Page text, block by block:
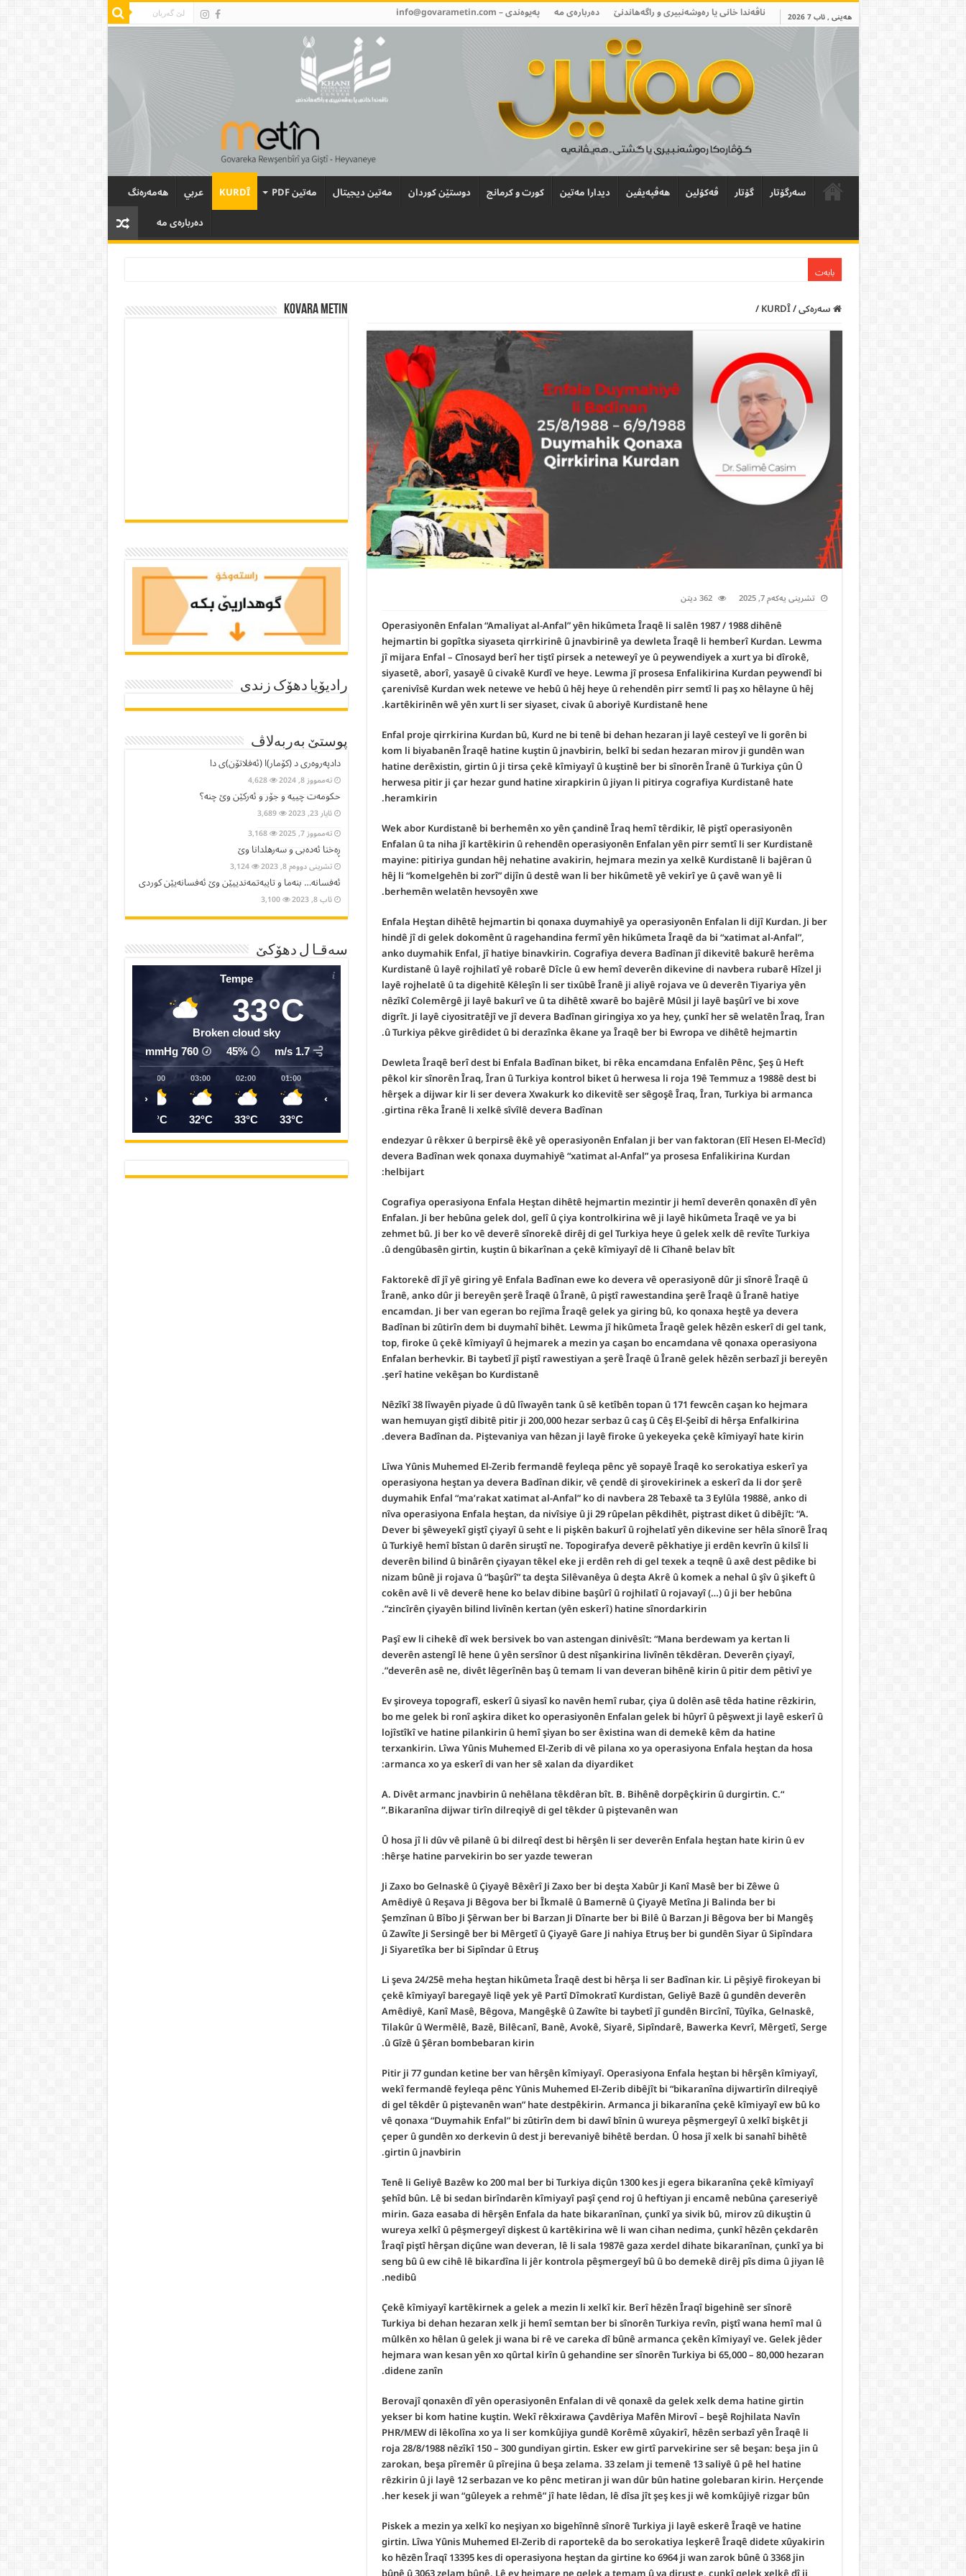
هەینی , ئاب 7 2026 ناڤەندا خانی یا رەوشەنبیری و راگەھاندنێ دەربارەی مە پەیوەندی –info@govarametin.com
سەرگۆتار گۆتار ڤەکۆلین ھەڤپەیڤین دیدارا مەتین کورت و کرمانج دوستێن کوردان مەتین دیجیتال مەتین PDF KURDÎ عربي
هەمەرەنگ
دەربارەی مە
بابەت
سەرەکی/
KURDÎ
/
تشرینی یەکەم 7, 2025 362 ديتن
Operasiyonên Enfalan “Amaliyat al-Anfal” yên hikûmeta Îraqê li salên 1987 / 1988 dihênê
hejmartin bi gopîtka siyaseta qirrkirinê û jnavbirinê ya dewleta Îraqê li hemberî Kurdan. Lewma
jî mijara Enfal – Cînosayd berî her tiştî pirsek a neteweyî ye û peywendiyek a xurt ya bi dîrokê,
siyasetê, aborî, yasayê û civakê Kurdî ve heye. Lewma jî prosesa Enfalikirina Kurdan peywendî bi
çarenivîsê Kurdan wek netewe ve hebû û hêj heye û rehendên pirr semtî li paş xo hêlayne û hêj
kartêkirinên wê yên xurt li ser siyaset, civak û aboriyê Kurdistanê hene.
Enfal proje qirrkirina Kurdan bû, Kurd ne bi tenê bi dehan hezaran ji layê cesteyî ve li gorên bi
kom li biyabanên Îraqê hatine kuştin û jnavbirin, belkî bi sedan hezaran mirov ji gundên wan
hatine derêxistin, girtin û ji tirsa çekê kîmiyayî û kuştinê ber bi sînorên Îranê û Turkiya çûn Û
herwesa pitir ji çar hezar gund hatine xirapkirin û jiyan li pitirya cografiya Kurdistanê hate
heramkirin.
Wek abor Kurdistanê bi berhemên xo yên çandinê Îraq hemî têrdikir, lê piştî operasiyonên
Enfalan û ta niha jî kartêkirin û rehendên operasiyonên Enfalan yên pirr semtî li ser Kurdistanê
mayine: pitiriya gundan hêj nehatine avakirin, hejmara mezin ya xelkê Kurdistanê li bajêran û
hêj li “komelgehên bi zorî” dijîn û destê wan li ber hikûmetê yê vekirî ye û çavê wan yê li
berhemên welatên hevsoyên xwe.
Enfala Heştan dihêtê hejmartin bi qonaxa duymahiyê ya operasiyonên Enfalan li dijî Kurdan. Ji ber
hindê jî di gelek dokomênt û ragehandina fermî yên hikûmeta Îraqê da bi “xatimat al-Anfal”,
anko duymahik Enfal, jî hatiye binavkirin. Cografiya devera Badînan jî dikevitê bakurê herêma
Kurdistanê û layê rojhilatî yê robarê Dîcle û ew hemî deverên dikevine di navbera rubarê Hîzel ji
layê rojhelatê û ta digehitê Kêleşîn li ser tixûbê Îranê ji aliyê rojava ve û deverên Tiyariya yên
nêzîkî Colemêrgê ji layê bakurî ve û ta dihêtê xwarê bo bajêrê Mûsil ji layê başûrî ve bi xove
digrît. Ji layê ciyositratêjî ve jî devera Badînan giringiya xo ya hey, çunkî her sê welatên Îraq, Îran
û Turkiya pêkve girêdidet û bi derazînka êkane ya Îraqê ber bi Ewropa ve dihêtê hejmartin.
Dewleta Îraqê berî dest bi Enfala Badînan biket, bi rêka encamdana Enfalên Pênc, Şeş û Heft
pêkol kir sînorên Îraq, Îran û Turkiya kontrol biket û herwesa li roja 19ê Temmuz a 1988ê dest bi
hêrşek a dijwar kir li ser devera Xwakurk ko dikevitê ser sêgoşê Îraq, Îran, Turkiya bi armanca
girtina rêka Îranê li xelkê sîvîlê devera Badînan.
(Elî Hesen El-Mecîd) endezyar û rêkxer û berpirsê êkê yê operasiyonên Enfalan ji ber van faktoran
devera Badînan wek qonaxa duymahiyê “xatimat al-Anfal” ya prosesa Enfalikirina Kurdan
helbijart:
Cografiya operasiyona Enfala Heştan dihêtê hejmartin mezintir ji hemî deverên qonaxên dî yên
Enfalan.Ji ber hebûna gelek dol, gelî û çiya kontrolkirina wê ji layê hikûmeta Îraqê ve ya bi
zehmet bû.Ji ber ko vê deverê sînorekê dirêj di gel Turkiya heye û gelek xelk dê revîte Turkiya
û dengûbasên girtin, kuştin û bikarînan a çekê kîmiyayî dê li Cîhanê belav bît.
Faktorekê dî jî yê giring yê Enfala Badînan ewe ko devera vê operasiyonê dûr ji sînorê Îraqê û
Îranê, anko dûr ji bereyên şerê Îraqê û Îranê, û piştî rawestandina şerê Îraqê û Îranê hatiye
encamdan. Ji ber van egeran bo rejîma Îraqê gelek ya giring bû, ko qonaxa heştê ya devera
Badînan bi zûtirîn dem bi duymahî bihêt. Lewma jî hikûmeta Îraqê gelek hêzên eskerî di gel tank,
top, firoke û çekê kîmiyayî û hejmarek a mezin ya caşan bo encamdana vê qonaxa operasiyona
Enfalan berhevkir. Bi taybetî jî piştî rawestiyan a şerê Îraqê û Îranê gelek hêzên serbazî ji bereyên
şerî hatine vekêşan bo Kurdistanê.
Nêzîkî 38 lîwayên piyade û dû lîwayên tank û sê ketîbên topan û 171 fewcên caşan ko hejmara
wan hemuyan giştî dibitê pitir ji 200,000 hezar serbaz û caş û Cêş El-Şeibî di hêrşa Enfalkirina
devera Badînan da. Piştevaniya van hêzan ji layê firoke û yekeyeka çekê kîmiyayî hate kirin.
Lîwa Yûnis Muhemed El-Zerib fermandê feyleqa pênc yê sopayê Îraqê ko serokatiya eskerî ya
operasiyona heştan ya devera Badînan dikir, vê çendê di şirovekirinek a eskerî da li dor şerê
duymahik Enfal “ma’rakat xatimat al-Anfal” ko di navbera 28 Tebaxê ta 3 Eylûla 1988ê, anko di
nîva operasiyona Enfala heştan, da nivîsiye û ji 29 rûpelan pêkdihêt, piştrast diket û dibêjît: “A.
Dever bi şêweyekî giştî çiyayî û seht e li pişkên bakurî û rojhelatî yên dikevine ser hêla sînorê Îraq
û Turkiyê hemî bîstan û darên siruştî ne. Topogirafya deverê pêkhatiye ji erdên kevrîn û kilsî li
deverên bilind û binârên çiyayan têkel eke ji erdên reh di gel texek a teqnê û axê dest pêdike bi
nizam bûnê ji rojava û “başûrî” ta deşta Silêvanêya û deşta Akrê û komek a nehal û şîv û şikeft û
cokên avê li vê deverê hene ko belav dibine başûrî û rojhilatî û rojavayî (…) û ji ber hebûna
zincîrên çiyayên bilind livînên kertan (yên eskerî) hatine sînordarkirin”.
Paşî ew li cihekê dî wek bersivek bo van astengan dinivêsît: “Mana berdewam ya kertan li
deverên astengî lê hene û yên sersînor û dest nîşankirina livînên têkdêran. Deverên çiyayî,
deverên asê ne, divêt lêgerînên baş û temam li van deveran bihênê kirin û pitir dem pêtivî ye”.
Ev şiroveya topografî, eskerî û siyasî ko navên hemî rubar, çiya û dolên asê têda hatine rêzkirin,
bo me gelek bi ronî aşkira diket ko operasiyonên Enfalan gelek bi hûyrî û pêşwext ji layê eskerî û
lojîstîkî ve hatine pilankirin û hemî şiyan bo ser êxistina wan di demekê kêm da hatine
terxankirin. Lîwa Yûnis Muhemed El-Zerib di vê pilana xo ya operasiyona Enfala heştan da hosa
armanca xo ya eskerî di van her sê xalan da diyardiket:
“A. Divêt armanc jnavbirin û nehêlana têkdêran bît.
B. Bihênê dorpêçkirin û durgirtin.C.
Bikaranîna dijwar tirîn dilreqiyê di gel têkder û piştevanên wan.”
Û hosa jî li dûv vê pilanê û bi dilreqî dest bi hêrşên li ser deverên Enfala heştan hate kirin û ev
hêrşe hatine parvekirin bo ser yazde teweran:
Ji Zaxo bo Gelnaskê û Çiyayê BêxêrîJi Zaxo ber bi deşta XabûrJi Kanî Masê ber bi Zêwe û
Amêdiyê û ReşavaJi Bêgova ber bi Îkmalê û Bamernê û Çiyayê MetînaJi Balinda ber bi
Şemzînan û BîboJi Şêrwan ber bi BarzanJi Dînarte ber bi Bilê û BarzanJi Bêgova ber bi Mangêş
û ZawîteJi Sersingê ber bi Mêrgetî û Çiyayê GareJi nahiya Etruş ber bi gundên Siyar û Sipîndara
Ji Siyaretîka ber bi Sipîndar û Etruş
Li şeva 24/25ê meha heştan hikûmeta Îraqê dest bi hêrşa li ser Badînan kir. Li pêşiyê firokeyan bi
çekê kîmiyayî baregayê liqê yek yê Partî Dîmokratî Kurdistan, Geliyê Bazê û gundên deverên
Amêdiyê, Kanî Masê, Bêgova, Mangêşkê û Zawîte bi taybetî jî gundên Bircînî, Tûyîka, Gelnaskê,
Tilakûr û Wermêlê, Bazê, Bilêcanî, Banê, Avokê, Siyarê, Sipîndarê, Bawerka Kevrî, Mêrgetî, Serge
û Gîzê û Şêran bombebaran kirin.
Pitir ji 77 gundan ketine ber van hêrşên kîmiyayî. Operasiyona Enfala heştan bi hêrşên kîmiyayî,
wekî fermandê feyleqa pênc Yûnis Muhemed El-Zerib dibêjît bi “bikaranîna dijwartirîn dilreqiyê
di gel têkdêr û piştevanên wan” hate destpêkirin. Armanca ji bikaranîna çekê kîmiyayî ew bû ko
vê qonaxa “Duymahik Enfal” bi zûtirîn dem bi dawî bînin û wureya pêşmergeyî û xelkî bişkêt ji
çeper û gundên xo derkevin û dest ji berevaniyê bihêtê berdan. Û hosa jî xelk bi sanahî bihêtê
girtin û jnavbirin.
Tenê li Geliyê Bazêw ko 200 mal ber bi Turkiya diçûn 1300 kes ji egera bikaranîna çekê kîmiyayî
şehîd bûn. Lê bi sedan birîndarên kîmiyayî paşî çend roj û heftiyan ji encamê nebûna çareseriyê
mirin. Gaza easaba di hêrşên Enfala da hate bikaranînan, çunkî ya sivik bû, mirov zû dikuştin û
wureya xelkî û pêşmergeyî dişkest û kartêkirina wê li wan cihan nedima, çunkî hêzên çekdarên
Îraqî piştî hêrşan diçûne wan deveran, lê li sala 1987ê gaza xerdel dihate bikaranînan, çunkî ya bi
seng bû û ew cihê lê bikardîna li jêr kontrola pêşmergeyî bû û bo demekê dirêj pîs dima û jiyan lê
nedibû.
Çekê kîmiyayî kartêkirnek a gelek a mezin li xelkî kir. Berî hêzên Îraqî bigehinê ser sînorê
Turkiya bi dehan hezaran xelk ji hemî semtan ber bi sînorên Turkiya revîn, piştî wana hemî mal û
mûlkên xo hêlan û gelek ji wana bi rê ve careka dî bûnê armanca çekên kîmiyayî ve. Gelek jêder
hejmara wan kesan yên xo qûrtal kirîn û gehandine ser sînorên Turkiya bi 65,000 – 80,000 hezaran
didene zanîn.
Berovajî qonaxên dî yên operasiyonên Enfalan di vê qonaxê da gelek xelk dema hatine girtin
yekser bi kom hatine kuştin. Wekî rêkxirawa Çavdêriya Mafên Mirovî – beşê Rojhilata Navîn
PHR/MEW di lêkolîna xo ya li ser komkûjiya gundê Korêmê xûyakirî, hêzên serbazî yên Îraqê li
roja 28/8/1988 nêzîkî 150 – 300 gundiyan girtin. Esker ew girtî parvekirine ser sê beşan: beşa jin û
zarokan, beşa pîremêr û pîrejina û beşa zelama. 33 zelam ji temenê 13 saliyê û pê hel hatine
rêzkirin û ji layê 12 serbazan ve ko pênc metiran ji wan dûr bûn hatine golebaran kirin. Herçende
her kesek ji wan “gûleyek a rehmê” jî hate lêdan, lê dîsa jît şeş kes ji wê komkûjiyê rizgar bûn.
Piskek a mezin ya xelkî ko neşiyan xo bigehînnê sînorê Turkiya ji layê eskerê Îraqê ve hatine
girtin. Lîwa Yûnis Muhemed El-Zerib di raportekê da bo serokatiya leşkerê Îraqê didete xûyakirin
ko hêzên Îraqî 13395 kes di operasiyona heştan da girtine ko 6964 ji wan zarok bûnê û 3368 jin
Kovara Metin
رادیۆیا دھۆک زندی
پوستێ بەربەلاڤ
دادپەروەری د (کۆمار)ا (ئەفلاتۆن)ی دا
تەممووز 8, 2024 4,628
حکومەت چییە و جۆر و ئەرکێن وێ چنە؟
ئایار 23, 2023
3,689
تەممووز 7, 2025
3,168
ڕەخنا ئەدەبی و سەرهلدانا وێ
تشرینی دووەم 8, 2023 3,124
ئەفسانە… بنەما و تایبەتمەندییێن وێ ئەفسانەیێن كوردی
ئاب 8, 2023 3,100
سەقـا ل دھۆکێ
Tempe
33°C
Broken cloud sky
1.7 m/s
45%
760
mmHg
01:00
33°C
02:00
33°C
03:00
32°C
04:00
32°C
‹ ›